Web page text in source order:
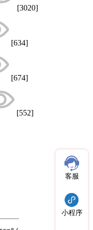
[3020]
[634]
[674]
[552]
客服
小程序